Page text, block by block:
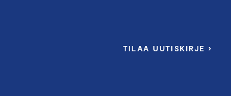
TILAA UUTISKIRJE ›